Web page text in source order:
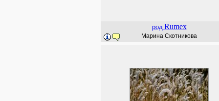
род Rumex
Марина Скотникова